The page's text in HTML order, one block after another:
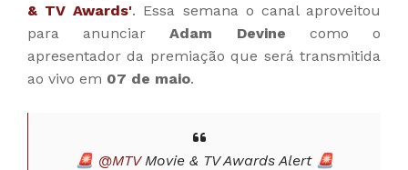
& TV Awards'. Essa semana o canal aproveitou
para anunciarAdam Devine como o
apresentador da premiação que será transmitida
ao vivo em 07 de maio.
🚨 @MTVMovie & TV Awards Alert 🚨